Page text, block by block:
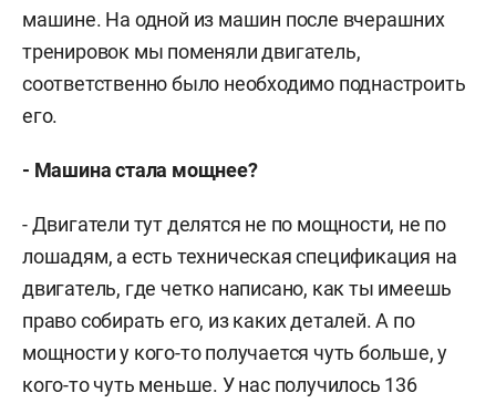
машине. На одной из машин после вчерашних
тренировок мы поменяли двигатель,
соответственно было необходимо поднастроить
его.
- Машина стала мощнее?
- Двигатели тут делятся не по мощности, не по
лошадям, а есть техническая спецификация на
двигатель, где четко написано, как ты имеешь
право собирать его, из каких деталей. А по
мощности у кого-то получается чуть больше, у
кого-то чуть меньше. У нас получилось 136